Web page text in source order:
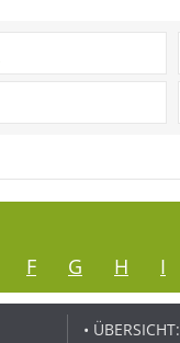
F G H I
• ÜBERSICHT: